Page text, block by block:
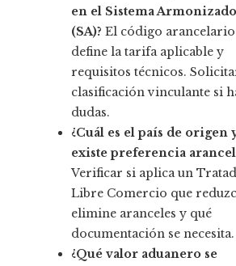
en el Sistema Armonizado
(SA)? El código arancelario
define la tarifa aplicable y
requisitos técnicos.
clasificación vinculante si
dudas.
¿Cuál es el país de origen
existe preferencia
Verificar si aplica un
Libre Comercio que
elimine aranceles y qué
documentación se necesita.
¿Qué valor aduanero se